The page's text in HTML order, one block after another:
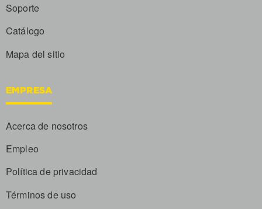
Soporte
Catálogo
Mapa del sitio
EMPRESA
Acerca de nosotros
Empleo
Política de privacidad
Términos de uso